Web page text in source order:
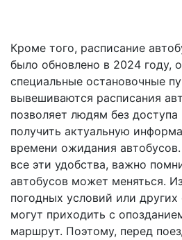
Кроме того, расписание
было обновлено в 2024 году,
специальные остановочные
вывешиваются расписания
позволяет людям без доступа
получить актуальную
времени ожидания
все эти удобства, важно
автобусов может меняться.
погодных условий или
могут приходить с
маршрут. Поэтому, перед